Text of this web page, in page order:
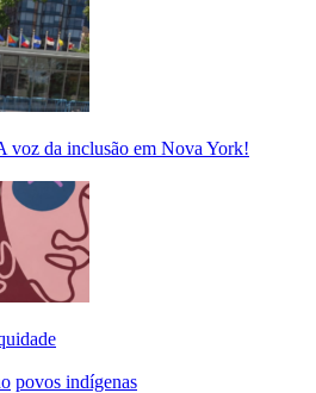
voz da inclusão em Nova York!
povos indígenas